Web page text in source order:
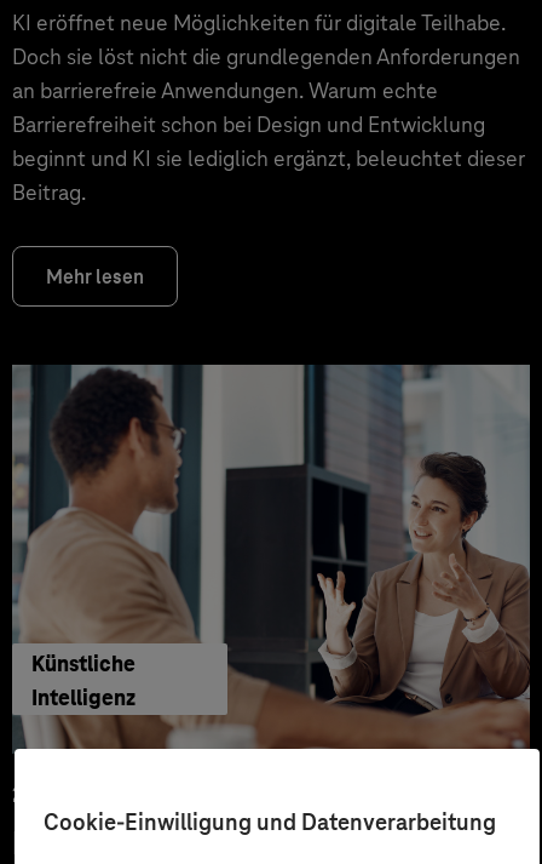
Cookie-Einwilligung und Datenverarbeitung
KI eröffnet neue Möglichkeiten für digitale Teilhabe.
Doch sie löst nicht die grundlegenden Anforderungen
an barrierefreie Anwendungen. Warum echte
Barrierefreiheit schon bei Design und Entwicklung
beginnt und KI sie lediglich ergänzt, beleuchtet dieser
Beitrag.
Mehr lesen
Künstliche
Intelligenz
29.06.2026
KI‑Agenten im HR: Konkrete Use